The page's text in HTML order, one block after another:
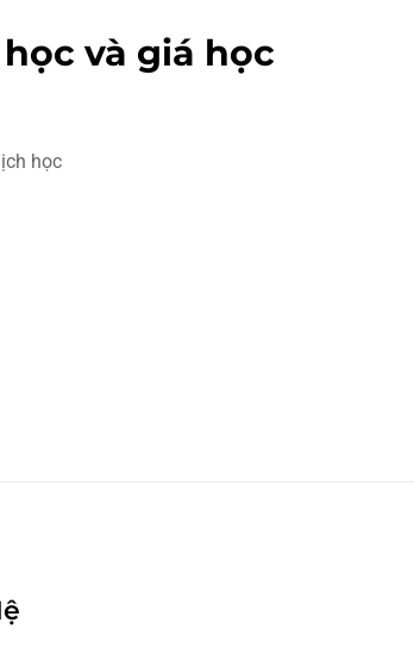
và giá học
học